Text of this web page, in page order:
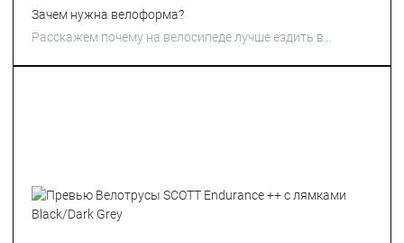
Зачем нужна велоформа?
Расскажем почему на велосипеде лучше ездить в